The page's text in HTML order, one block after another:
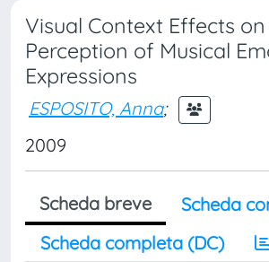
Visual Context Effects
Perception of Musical
Expressions
ESPOSITO, Anna;
2009
Scheda breve
Scheda
Scheda completa (DC)